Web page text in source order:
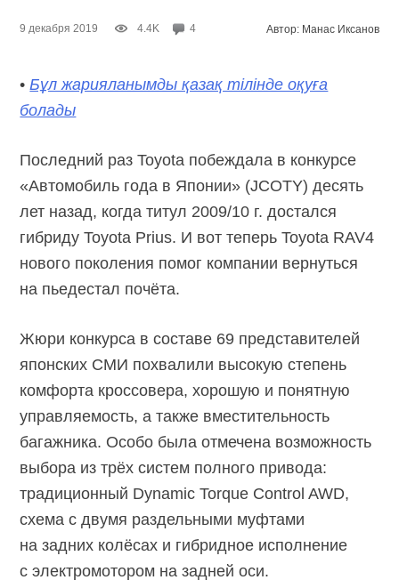
9 декабря 2019 4.4K 4 Автор: Манас Иксанов
•Бұл жарияланымды қазақ тілінде оқуға
болады
Последний раз Toyota побеждала в конкурсе
«Автомобиль года в Японии» (JCOTY) десять
лет назад, когда титул 2009/10 г. достался
гибриду Toyota Prius. И вот теперь Toyota RAV4
нового поколения помог компании вернуться
на пьедестал почёта.
Жюри конкурса в составе 69 представителей
японских СМИ похвалили высокую степень
комфорта кроссовера, хорошую и понятную
управляемость, а также вместительность
багажника. Особо была отмечена возможность
выбора из трёх систем полного привода:
традиционный Dynamic Torque Control AWD,
схема с двумя раздельными муфтами
на задних колёсах и гибридное исполнение
с электромотором на задней оси.